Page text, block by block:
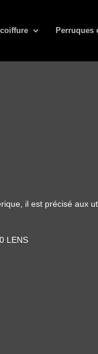
Perruques
il est précisé aux
LENS